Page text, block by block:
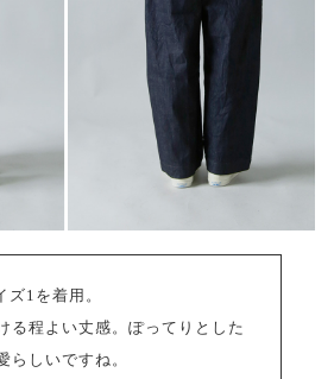
1を着用。
る程よい丈感。ぽってりとした
らしいですね。